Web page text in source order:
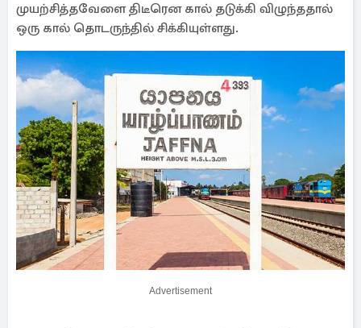
முயற்சித்தவேளை திடீரென கால் தடுக்கி விழுந்ததால்
ஒரு கால் தொடருந்தில் சிக்கியுள்ளது.
Advertisement